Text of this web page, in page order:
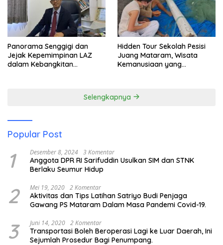
Panorama Senggigi dan
Jejak Kepemimpinan LAZ
dalam Kebangkitan
Hidden Tour Sekolah Pesisi
Juang Mataram, Wisata
Kemanusiaan yang
Selengkapnya
Popular Post
1 Desember 8, 2024 3 Komentar
Anggota DPR RI Sarifuddin Usulkan SIM dan STNK
Berlaku Seumur Hidup
2 Mei 19, 2020 2 Komentar
Aktivitas dan Tips Latihan Satriyo Budi Penjaga
Gawang PS Mataram Dalam Masa Pandemi Covid-19.
3 Juni 14, 2020 2 Komentar
Transportasi Boleh Beroperasi Lagi ke Luar Daerah, Ini
Sejumlah Prosedur Bagi Penumpang.